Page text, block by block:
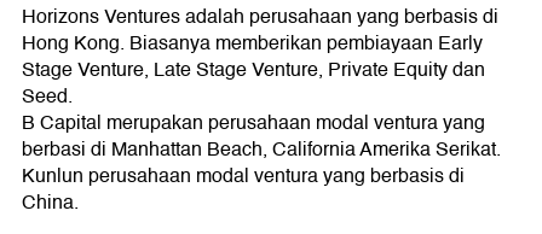
Horizons Ventures adalah perusahaan yang berbasis di
Hong Kong. Biasanya memberikan pembiayaan Early
Stage Venture, Late Stage Venture, Private Equity dan
Seed.
B Capital merupakan perusahaan modal ventura yang
berbasi di Manhattan Beach, California Amerika Serikat.
Kunlun perusahaan modal ventura yang berbasis di
China.